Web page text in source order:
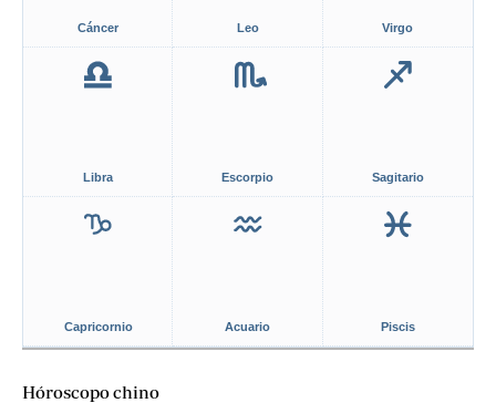
Cáncer Leo Virgo
Libra Escorpio Sagitario
Capricornio Acuario Piscis
Hóroscopo chino